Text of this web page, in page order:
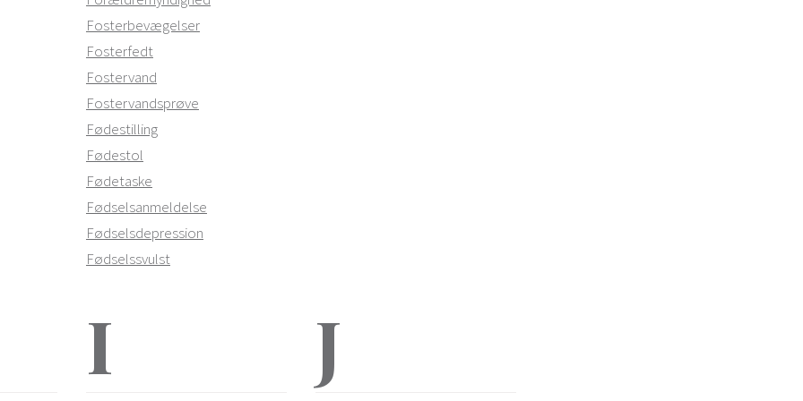
Fosterbevægelser
Fosterfedt
Fostervand
Fostervandsprøve
Fødestilling
Fødestol
Fødetaske
Fødselsanmeldelse
Fødselsdepression
Fødselssvulst
I J